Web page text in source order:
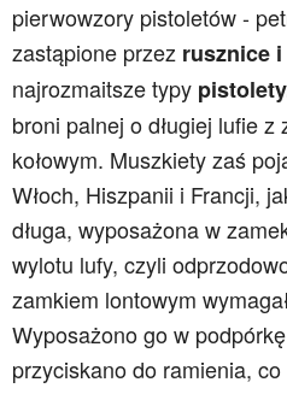
pierwowzory pistoletów -
zastąpione przez rusznice
najrozmaitsze typy
broni palnej o długiej lufie z
kołowym. Muszkiety zaś
Włoch, Hiszpanii i Francji,
długa, wyposażona w
wylotu lufy, czyli
zamkiem lontowym
Wyposażono go w
przyciskano do ramienia,